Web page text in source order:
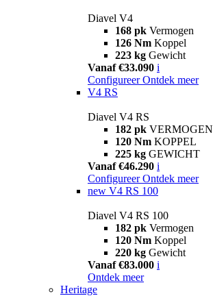
Diavel V4
168 pk Vermogen
126 Nm Koppel
223 kg Gewicht
Vanaf €33.090 i
Configureer Ontdek meer
V4 RS
Diavel V4 RS
182 pk VERMOGEN
120 Nm KOPPEL
225 kg GEWICHT
Vanaf €46.290 i
Configureer Ontdek meer
new V4 RS 100
Diavel V4 RS 100
182 pk Vermogen
120 Nm Koppel
220 kg Gewicht
Vanaf €83.000 i
Ontdek meer
Heritage